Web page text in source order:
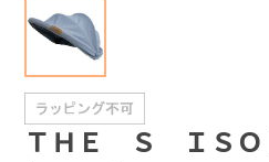
ＴＨＥ Ｓ ＩＳＯ